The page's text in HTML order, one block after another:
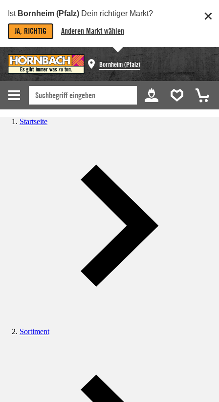
Ist Bornheim (Pfalz) Dein richtiger Markt?
JA, RICHTIG Anderen Markt wählen
Bornheim (Pfalz)
Startseite
Sortiment